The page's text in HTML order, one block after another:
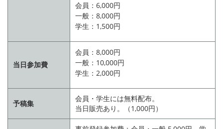
会員：6,000円
一般：8,000円
学生：1,500円
当日参加費
会員：8,000円
一般：10,000円
学生：2,000円
予稿集
会員・学生には無料配布。
当日販売あり。（1,000円）